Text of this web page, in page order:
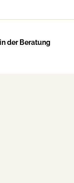
der Beratung